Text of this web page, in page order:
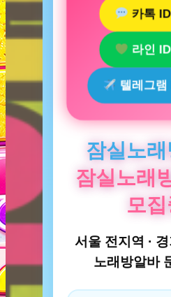
카톡
라인
텔레그
잠실노
잠실노래
모
서울 전지역 ·
노래방알바